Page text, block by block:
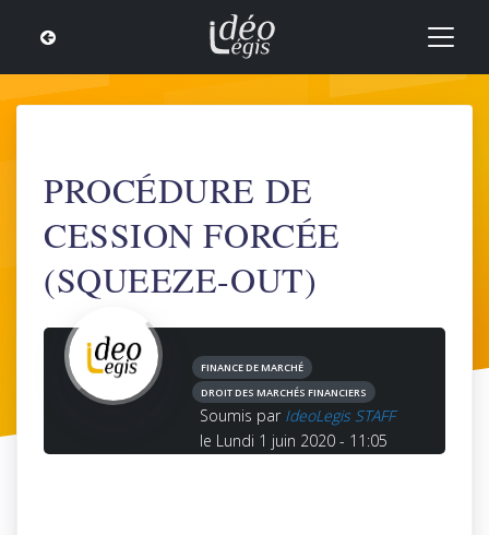
PROCÉDURE DE
CESSION FORCÉE
(SQUEEZE-OUT)
FINANCE DE MARCHÉ
DROIT DES MARCHÉS FINANCIERS
Soumis par IdeoLegis STAFF
le Lundi 1 juin 2020 - 11:05